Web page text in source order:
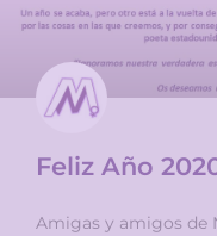
Feliz Año
Amigas y amigos de